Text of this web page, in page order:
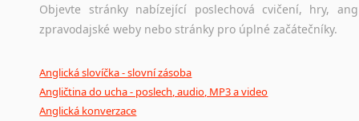
Objevte stránky nabízející poslechová cvičení, hry,
zpravodajské weby nebo stránky pro úplné začátečníky.
Anglická slovíčka - slovní zásoba
Angličtina do ucha - poslech, audio, MP3 a video
Anglická konverzace